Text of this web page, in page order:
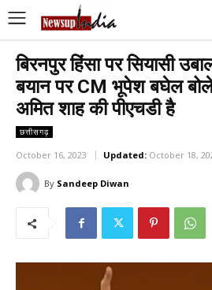
बिरनपुर हिंसा पर सियासी
बयान पर CM भूपेश बघेल
अमित शाह की पीएचडी है
छत्तीसगढ़
October 16, 2023 Updated: October 18,
By Sandeep Diwan